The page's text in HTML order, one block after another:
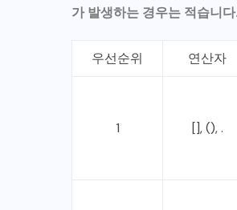
가 발생하는 경우는 적습니다.
우선순위 연산자
1 [], (), .